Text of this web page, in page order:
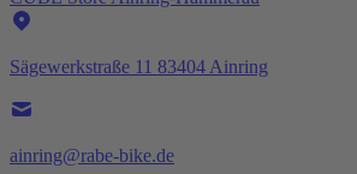
Sägewerkstraße 11 83404 Ainring
ainring@rabe-bike.de